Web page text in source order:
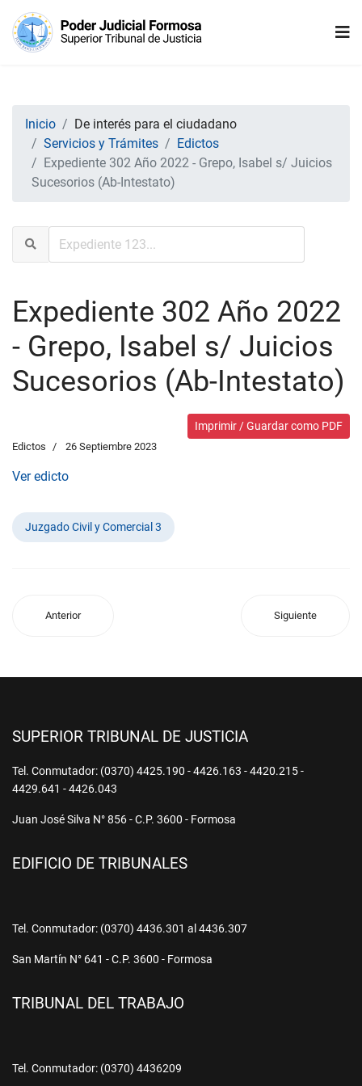
Inicio
De interés para el ciudadano
Servicios y Trámites
Edictos
Expediente 302 Año 2022 - Grepo, Isabel s/ Juicios
Sucesorios (Ab-Intestato)
Expediente 302 Año 2022
- Grepo, Isabel s/ Juicios
Sucesorios (Ab-Intestato)
Imprimir / Guardar como PDF
Edictos 26 Septiembre 2023
Ver edicto
Juzgado Civil y Comercial 3
Anterior Siguiente
SUPERIOR TRIBUNAL DE JUSTICIA
Tel. Conmutador: (0370) 4425.190 - 4426.163 - 4420.215 -
4429.641 - 4426.043
Juan José Silva N° 856 - C.P. 3600 - Formosa
EDIFICIO DE TRIBUNALES
Tel. Conmutador: (0370) 4436.301 al 4436.307
San Martín N° 641 - C.P. 3600 - Formosa
TRIBUNAL DEL TRABAJO
Tel. Conmutador: (0370) 4436209